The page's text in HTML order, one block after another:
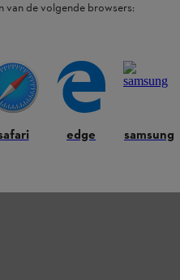
van de volgende browsers:
edge samsung